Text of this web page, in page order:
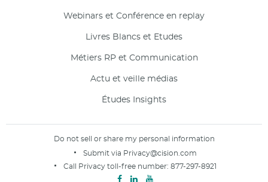
Webinars et Conférence en replay
Livres Blancs et Etudes
Métiers RP et Communication
Actu et veille médias
Études Insights
Do not sell or share my personal information
Submit via Privacy@cision.com
Call Privacy toll-free number: 877-297-8921